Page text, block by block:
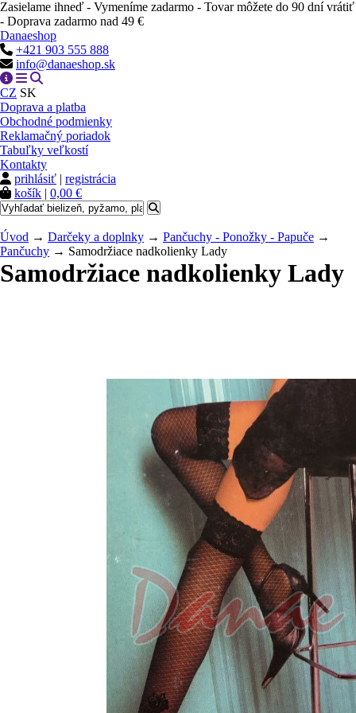
Zasielame ihneď - Vymeníme zadarmo - Tovar môžete do 90 dní vrátiť
- Doprava zadarmo nad 49 €
Danaeshop
+421 903 555 888
info@danaeshop.sk
CZ SK
Doprava a platba
Obchodné podmienky
Reklamačný poriadok
Tabuľky veľkostí
Kontakty
prihlásiť | registrácia
košík | 0,00 €
Úvod → Darčeky a doplnky → Pančuchy - Ponožky - Papuče →
Pančuchy → Samodržiace nadkolienky Lady
Samodržiace nadkolienky Lady